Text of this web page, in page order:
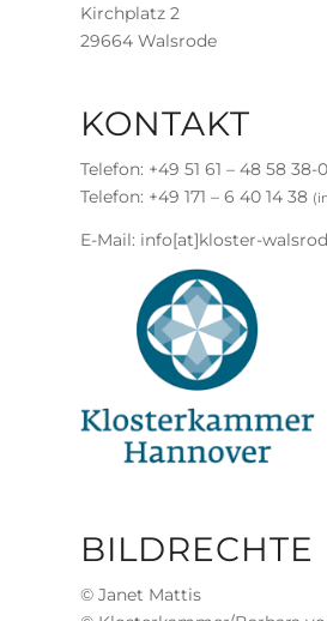
Kirchplatz 2
29664 Walsrode
KONTAKT
Telefon: +49 51 61 – 48 58 38-0
Telefon: +49 171 – 6 40 14 38
E-Mail: info[at]kloster-
BILDRECHTE
© Janet Mattis